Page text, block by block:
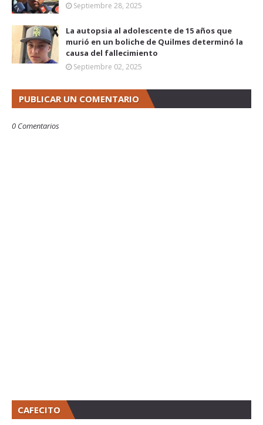
Septiembre 28, 2025
La autopsia al adolescente de 15 años que
murió en un boliche de Quilmes determinó la
causa del fallecimiento
Septiembre 02, 2025
PUBLICAR UN COMENTARIO
0 Comentarios
CAFECITO